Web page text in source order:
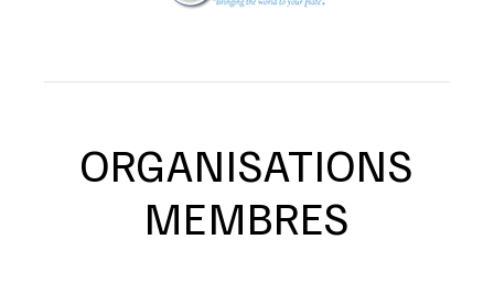
ORGANISATIONS
MEMBRES